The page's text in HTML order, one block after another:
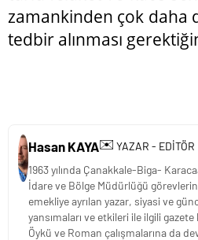
zamankinden çok daha
tedbir alınması
Hasan KAYA✉️ YAZAR - EDİTÖR
1963 yılında Çanakkale-Biga-
İdare ve Bölge Müdürlüğü
emekliye ayrılan yazar, siyasi ve
yansımaları ve etkileri ile ilgili gazete
Öykü ve Roman çalışmalarına da